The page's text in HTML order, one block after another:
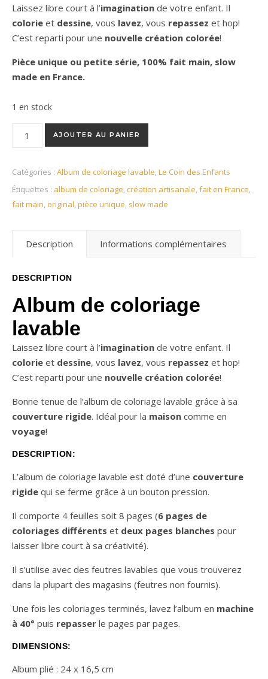
Laissez libre court à l’imagination de votre enfant. Il
colorie et dessine, vous lavez, vous repassez et hop!
C’est reparti pour une nouvelle création colorée!
Pièce unique ou petite série, 100% fait main, slow
made en France.
1 en stock
quantité de Album de coloriage lavable, orange, vert et
AJOUTER AU PANIER
Catégories : Album de coloriage lavable,Le Coin des Enfants
Étiquettes : album de coloriage,création artisanale,fait en France,
fait main, original,pièce unique, slow made
Description Informations complémentaires
DESCRIPTION
Album de coloriage
lavable
Laissez libre court à l’imagination de votre enfant. Il
colorie et dessine, vous lavez, vous repassez et hop!
C’est reparti pour une nouvelle création colorée!
Bonne tenue de l’album de coloriage lavable grâce à sa
couverture rigide. Idéal pour la maison comme en
voyage!
DESCRIPTION:
L’album de coloriage lavable est doté d’une couverture
rigide qui se ferme grâce à un bouton pression.
Il comporte 4 feuilles soit 8 pages (6 pages de
coloriages différents et deux pages blanches pour
laisser libre court à sa créativité).
Il s’utilise avec des feutres lavables que vous trouverez
dans la plupart des magasins (feutres non fournis).
Une fois les coloriages terminés, lavez l’album en machine
à 40° puis repasser le pages par pages.
DIMENSIONS:
Album plié : 24 x 16,5 cm